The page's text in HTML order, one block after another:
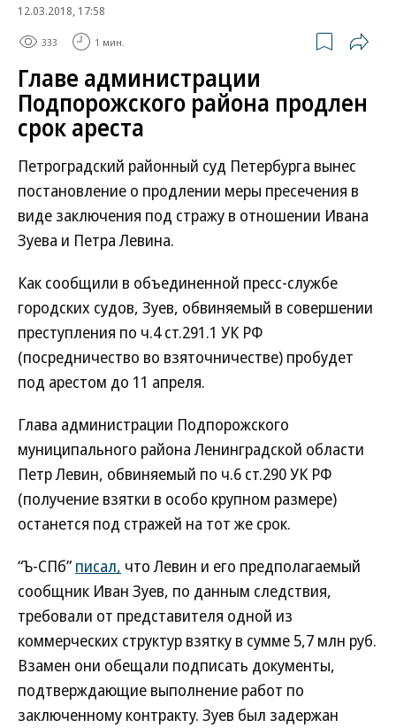
12.03.2018, 17:58
333 1 мин.
Главе администрации
Подпорожского района продлен
срок ареста
Петроградский районный суд Петербурга вынес
постановление о продлении меры пресечения в
виде заключения под стражу в отношении Ивана
Зуева и Петра Левина.
Как сообщили в объединенной пресс-службе
городских судов, Зуев, обвиняемый в совершении
преступления по ч.4 ст.291.1 УК РФ
(посредничество во взяточничестве) пробудет
под арестом до 11 апреля.
Глава администрации Подпорожского
муниципального района Ленинградской области
Петр Левин, обвиняемый по ч.6 ст.290 УК РФ
(получение взятки в особо крупном размере)
останется под стражей на тот же срок.
“Ъ-СПб” писал, что Левин и его предполагаемый
сообщник Иван Зуев, по данным следствия,
требовали от представителя одной из
коммерческих структур взятку в сумме 5,7 млн руб.
Взамен они обещали подписать документы,
подтверждающие выполнение работ по
заключенному контракту. Зуев был задержан